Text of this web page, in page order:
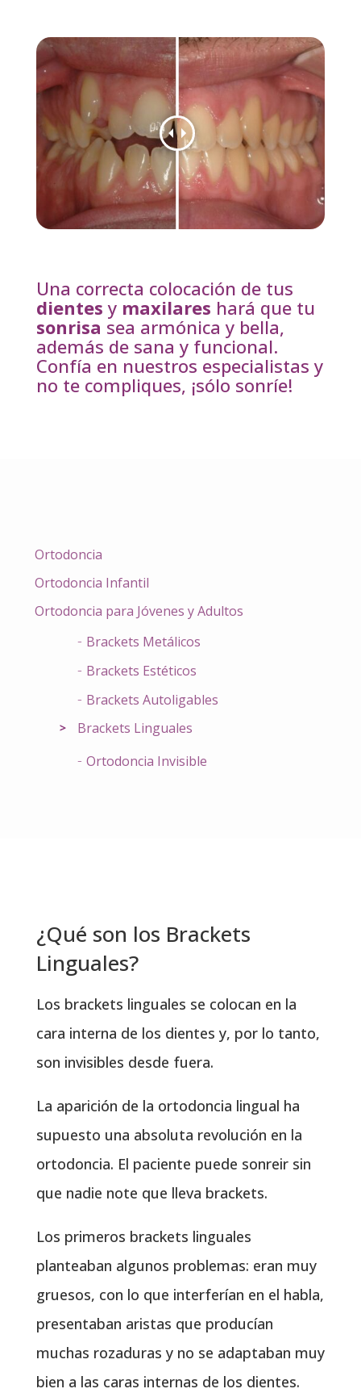
Una correcta colocación de tus
dientes y maxilares hará que tu
sonrisa sea armónica y bella,
además de sana y funcional.
Confía en nuestros especialistas y
no te compliques, ¡sólo sonríe!
Ortodoncia
Ortodoncia Infantil
Ortodoncia para Jóvenes y Adultos
Brackets Metálicos
Brackets Estéticos
Brackets Autoligables
Brackets Linguales
Ortodoncia Invisible
¿Qué son los Brackets
Linguales?
Los brackets linguales se colocan en la
cara interna de los dientes y, por lo tanto,
son invisibles desde fuera.
La aparición de la ortodoncia lingual ha
supuesto una absoluta revolución en la
ortodoncia. El paciente puede sonreir sin
que nadie note que lleva brackets.
Los primeros brackets linguales
planteaban algunos problemas: eran muy
gruesos, con lo que interferían en el habla,
presentaban aristas que producían
muchas rozaduras y no se adaptaban muy
bien a las caras internas de los dientes.